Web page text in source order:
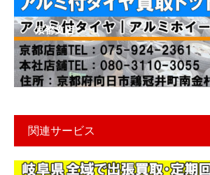
京都支店
関連サービス